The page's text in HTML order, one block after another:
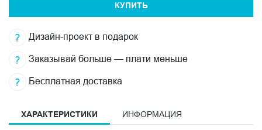
КУПИТЬ
Дизайн-проект в подарок
Заказывай больше — плати меньше
Бесплатная доставка
ХАРАКТЕРИСТИКИ ИНФОРМАЦИЯ